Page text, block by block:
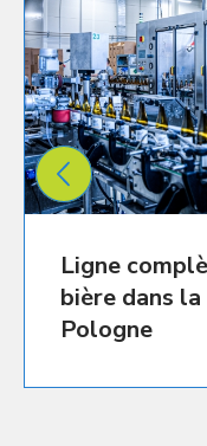
Ligne
bière dans
Pologne